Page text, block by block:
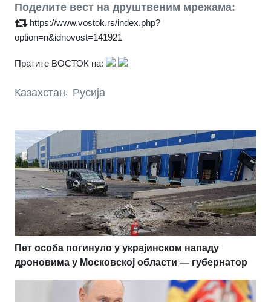
Поделите вест на друштвеним мрежама:
https://www.vostok.rs/index.php?
option=n&idnovost=141921
Пратите ВОСТОК на:
Казахстан, Русија
Пет особа погинуло у украјинском нападу
дроновима у Московској области — губернатор